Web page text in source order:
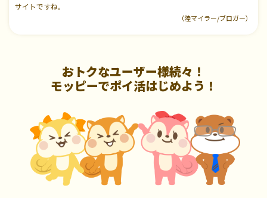
サイトですね。
（陸マイラー/ブロガー）
おトクなユーザー様続々！
モッピーでポイ活はじめよう！